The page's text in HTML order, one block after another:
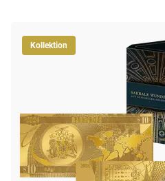
Kollektion